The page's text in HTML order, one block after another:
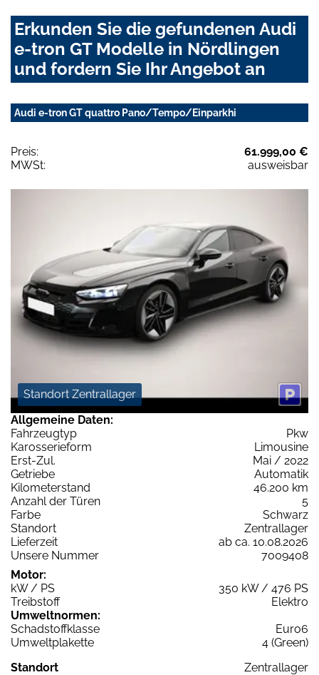
Erkunden Sie die gefundenen Audi
e-tron GT Modelle in Nördlingen
und fordern Sie Ihr Angebot an
Audi e-tron GT quattro Pano/Tempo/Einparkhi
Preis:
61.999,00 €
MWSt:
ausweisbar
Standort Zentrallager
Allgemeine Daten:
Fahrzeugtyp
Pkw
Karosserieform
Limousine
Erst-Zul.
Mai / 2022
Getriebe
Automatik
Kilometerstand
46.200 km
Anzahl der Türen
5
Farbe
Schwarz
Standort
Zentrallager
Lieferzeit
ab ca. 10.08.2026
Unsere Nummer
7009408
Motor:
kW / PS
350 kW / 476 PS
Treibstoff
Elektro
Umweltnormen:
Schadstoffklasse
Euro6
Umweltplakette
4 (Green)
Standort
Zentrallager